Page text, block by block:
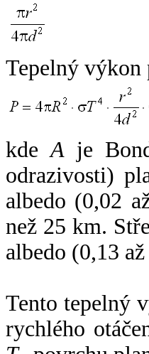
Tepelný výkon
kdeA je
odrazivosti)
albedo (0,02
než 25 km.
albedo (0,13
Tento tepelný
rychlého